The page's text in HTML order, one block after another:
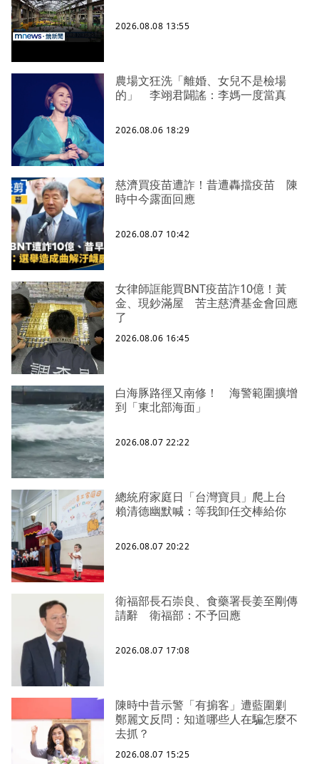
2026.08.08 13:55
農場文狂洗「離婚、女兒不是檢場
的」 李翊君闢謠：李媽一度當真
2026.08.06 18:29
慈濟買疫苗遭詐！昔遭轟擋疫苗 陳
時中今露面回應
2026.08.07 10:42
女律師誆能買BNT疫苗詐10億！黃
金、現鈔滿屋 苦主慈濟基金會回應
了
2026.08.06 16:45
白海豚路徑又南修！ 海警範圍擴增
到「東北部海面」
2026.08.07 22:22
總統府家庭日「台灣寶貝」爬上台
賴清德幽默喊：等我卸任交棒給你
2026.08.07 20:22
衛福部長石崇良、食藥署長姜至剛傳
請辭 衛福部：不予回應
2026.08.07 17:08
陳時中昔示警「有掮客」遭藍圍剿
鄭麗文反問：知道哪些人在騙怎麼不
去抓？
2026.08.07 15:25